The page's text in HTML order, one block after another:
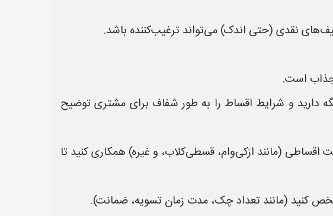
نقدی (حتی اندک) می‌تواند ترغیب‌کننده باشد.
جذاب است.
نگه دارید و شرایط اقساط را به طور شفاف برای مشتری توضیح
(مانند ازکی‌وام، قسطی‌کلاب، و غیره) همکاری کنید تا
کنید (مانند تعداد چک، مدت زمان تسویه، ضمانت).